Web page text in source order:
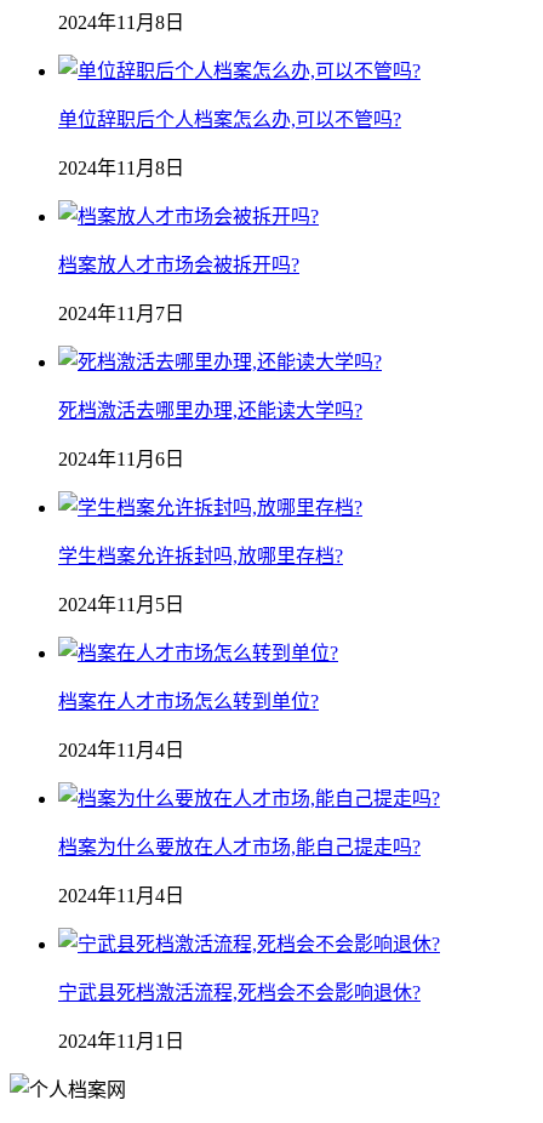
2024年11月8日
单位辞职后个人档案怎么办,可以不管吗?
2024年11月8日
档案放人才市场会被拆开吗?
2024年11月7日
死档激活去哪里办理,还能读大学吗?
2024年11月6日
学生档案允许拆封吗,放哪里存档?
2024年11月5日
档案在人才市场怎么转到单位?
2024年11月4日
档案为什么要放在人才市场,能自己提走吗?
2024年11月4日
宁武县死档激活流程,死档会不会影响退休?
2024年11月1日